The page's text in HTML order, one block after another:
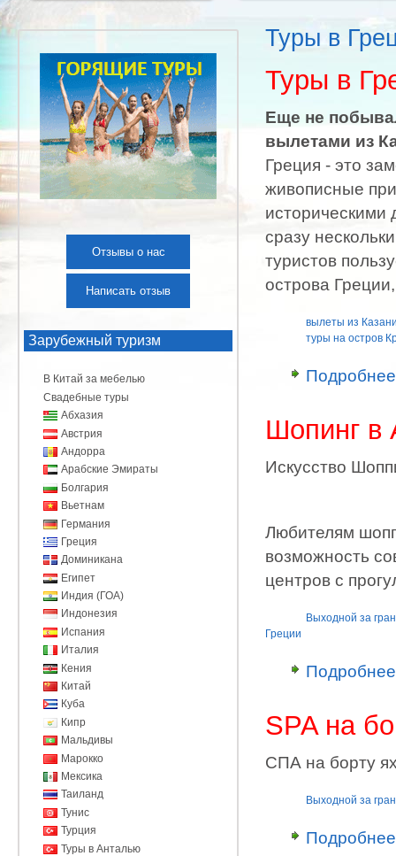
Туры в
Туры в
Еще не
вылетами из
Греция - это
живописные
историческими
сразу
туристов
острова
вылеты из
туры на остров
Подробнее
Шопинг в
Искусство
Любителям
возможность
центров с
Выходной за
Греции
Подробнее
SPA на
СПА на борту
Выходной за
Подробнее
Отзывы о нас
Написать отзыв
Зарубежный туризм
В Китай за мебелью
Свадебные туры
Абхазия
Австрия
Андорра
Арабские Эмираты
Болгария
Вьетнам
Германия
Греция
Доминикана
Египет
Индия (ГОА)
Индонезия
Испания
Италия
Кения
Китай
Куба
Кипр
Мальдивы
Марокко
Мексика
Таиланд
Тунис
Турция
Туры в Анталью